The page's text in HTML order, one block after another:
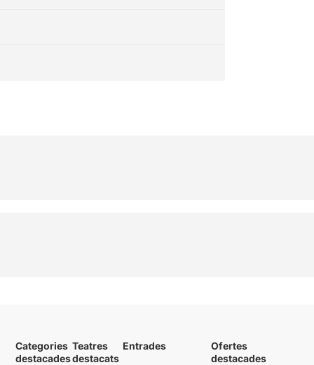
Categories
destacades
Teatres
destacats
Entrades
Ofertes
destacades